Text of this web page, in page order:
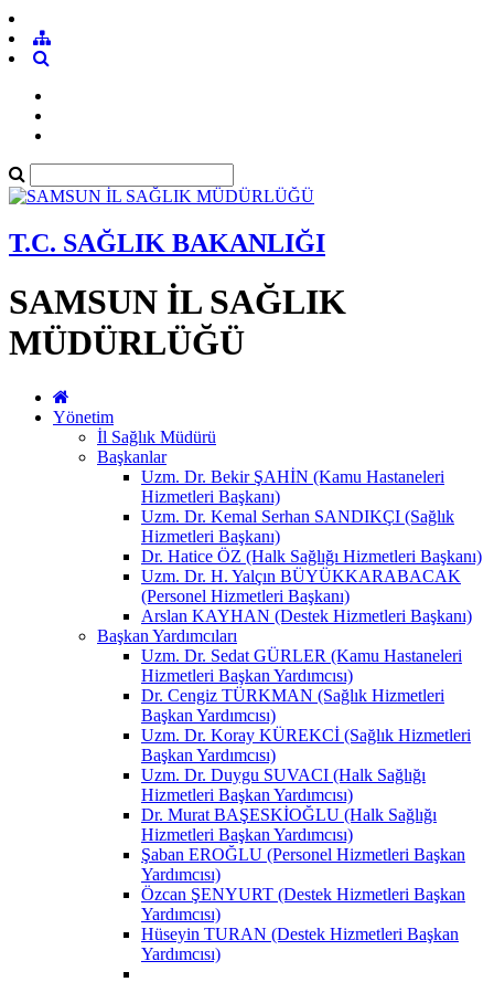
T.C. SAĞLIK BAKANLIĞI
SAMSUN İL SAĞLIK
MÜDÜRLÜĞÜ
Yönetim
İl Sağlık Müdürü
Başkanlar
Uzm. Dr. Bekir ŞAHİN (Kamu Hastaneleri
Hizmetleri Başkanı)
Uzm. Dr. Kemal Serhan SANDIKÇI (Sağlık
Hizmetleri Başkanı)
Dr. Hatice ÖZ (Halk Sağlığı Hizmetleri Başkanı)
Uzm. Dr. H. Yalçın BÜYÜKKARABACAK
(Personel Hizmetleri Başkanı)
Arslan KAYHAN (Destek Hizmetleri Başkanı)
Başkan Yardımcıları
Uzm. Dr. Sedat GÜRLER (Kamu Hastaneleri
Hizmetleri Başkan Yardımcısı)
Dr. Cengiz TÜRKMAN (Sağlık Hizmetleri
Başkan Yardımcısı)
Uzm. Dr. Koray KÜREKCİ (Sağlık Hizmetleri
Başkan Yardımcısı)
Uzm. Dr. Duygu SUVACI (Halk Sağlığı
Hizmetleri Başkan Yardımcısı)
Dr. Murat BAŞESKİOĞLU (Halk Sağlığı
Hizmetleri Başkan Yardımcısı)
Şaban EROĞLU (Personel Hizmetleri Başkan
Yardımcısı)
Özcan ŞENYURT (Destek Hizmetleri Başkan
Yardımcısı)
Hüseyin TURAN (Destek Hizmetleri Başkan
Yardımcısı)